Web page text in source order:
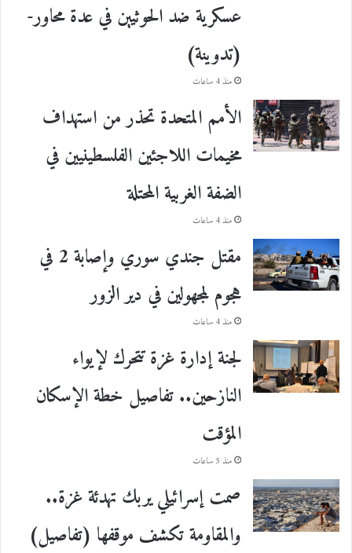
عسكرية ضد الحوثيين في عدة محاور-
(تدوينة)
منذ 4 ساعات
الأمم المتحدة تحذر من استهداف
مخيمات اللاجئين الفلسطينيين في
الضفة الغربية المحتلة
منذ 4 ساعات
مقتل جندي سوري وإصابة 2 في
هجوم لمجهولين في دير الزور
منذ 4 ساعات
لجنة إدارة غزة تتحرك لإيواء
النازحين.. تفاصيل خطة الإسكان
المؤقت
منذ 5 ساعات
صمت إسرائيلي يربك تهدئة غزة..
والمقاومة تكشف موقفها (تفاصيل)